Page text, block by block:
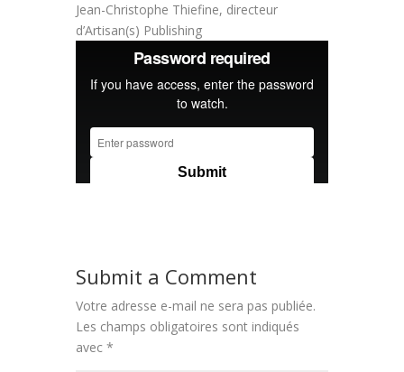
Jean-Christophe Thiefine, directeur
d’Artisan(s) Publishing
Submit a Comment
Votre adresse e-mail ne sera pas publiée.
Les champs obligatoires sont indiqués
avec *